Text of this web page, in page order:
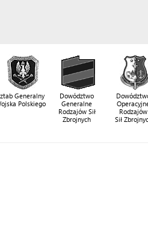
Generalny
Polskiego
Dowództwo
Generalne
Rodzajów Sił
Zbrojnych
Rodzajów
Sił